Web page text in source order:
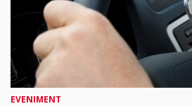
EVENIMENT